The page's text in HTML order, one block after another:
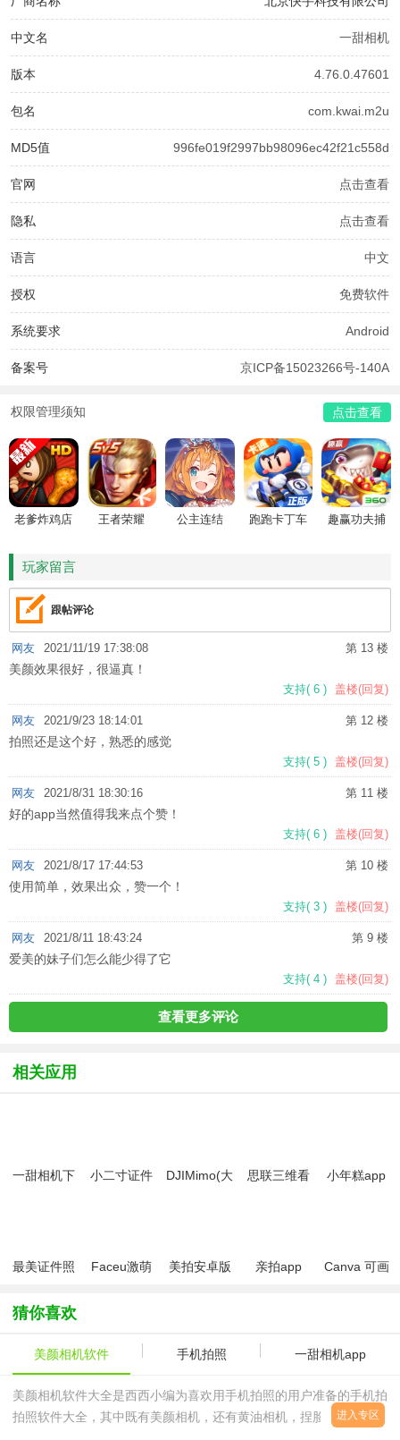
中文名 一甜相机
版本 4.76.0.47601
包名 com.kwai.m2u
MD5值 996fe019f2997bb98096ec42f21c558d
官网 点击查看
隐私 点击查看
语言 中文
授权 免费软件
系统要求 Android
备案号 京ICP备15023266号-140A
权限管理须知 点击查看
老爹炸鸡店
王者荣耀 公主连结 跑跑卡丁车
趣赢功夫捕
玩家留言
跟帖评论
第 13 楼
网友 2021/11/19 17:38:08
美颜效果很好，很逼真！
支持( 6 ) 盖楼(回复)
第 12 楼
网友 2021/9/23 18:14:01
拍照还是这个好，熟悉的感觉
支持( 5 ) 盖楼(回复)
第 11 楼
网友 2021/8/31 18:30:16
好的app当然值得我来点个赞！
支持( 6 ) 盖楼(回复)
第 10 楼
网友 2021/8/17 17:44:53
使用简单，效果出众，赞一个！
支持( 3 ) 盖楼(回复)
第 9 楼
网友 2021/8/11 18:43:24
爱美的妹子们怎么能少得了它
支持( 4 ) 盖楼(回复)
查看更多评论
相关应用
一甜相机下
小二寸证件
DJIMimo(大
思联三维看
小年糕app
最美证件照
Faceu激萌
美拍安卓版 亲拍app
Canva 可画
猜你喜欢
美颜相机软件 手机拍照 一甜相机app
美颜相机软件大全是西西小编为喜欢用手机拍照的用户准备的手机拍
拍照软件大全，其中既有美颜相机，还有黄油相机，捏脸相机，
进入专区